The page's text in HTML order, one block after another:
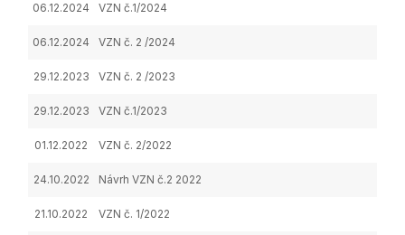
06.12.2024 VZN č.1/2024
06.12.2024 VZN č. 2 /2024
29.12.2023 VZN č. 2 /2023
29.12.2023 VZN č.1/2023
01.12.2022 VZN č. 2/2022
24.10.2022 Návrh VZN č.2 2022
21.10.2022 VZN č. 1/2022